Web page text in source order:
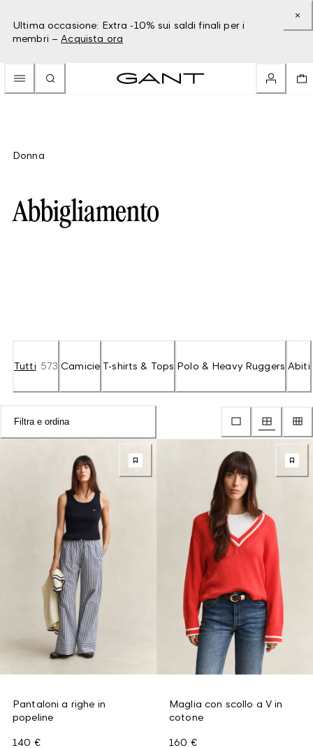
Ultima occasione: Extra -10% sui saldi finali per i
membri – Acquista ora
Donna
Abbigliamento
Tutti 573 Camicie T-shirts & Tops Polo & Heavy Ruggers Abiti
Filtra e ordina
Pantaloni a righe in
popeline
140 €
Maglia con scollo a V in
cotone
160 €